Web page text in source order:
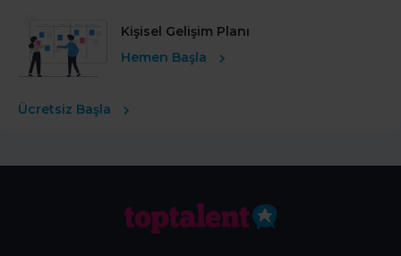
Kişisel Gelişim Planı
Hemen Başla
Ücretsiz Başla